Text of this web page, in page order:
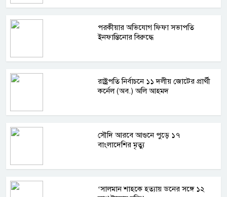
পরকীয়ার অভিযোগ ফিফা সভাপতি
ইনফান্তিনোর বিরুদ্ধে
রাষ্ট্রপতি নির্বাচনে ১১ দলীয় জোটের প্রার্থী
কর্নেল (অব.) অলি আহমদ
সৌদি আরবে আগুনে পুড়ে ১৭
বাংলাদেশির মৃত্যু
‘সালমান শাহকে হত্যায় ডনের সঙ্গে ১২